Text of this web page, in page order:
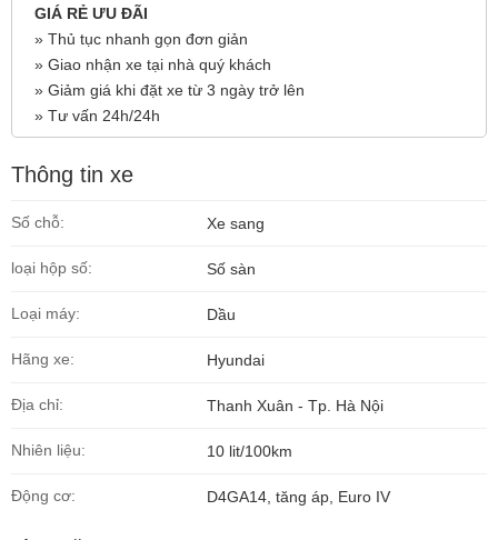
GIÁ RẺ ƯU ĐÃI
» Thủ tục nhanh gọn đơn giản
» Giao nhận xe tại nhà quý khách
» Giảm giá khi đặt xe từ 3 ngày trở lên
» Tư vấn 24h/24h
Thông tin xe
Số chỗ: Xe sang
loại hộp số: Số sàn
Loại máy: Dầu
Hãng xe: Hyundai
Địa chỉ: Thanh Xuân - Tp. Hà Nội
Nhiên liệu: 10 lit/100km
Động cơ: D4GA14, tăng áp, Euro IV